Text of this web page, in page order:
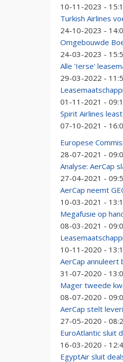
10-11-2023 -
Turkish Airlines
24-10-2023 -
Omgebouwde
24-03-2023 -
Alle 'Ierse'
29-03-2022 -
01-11-2021 -
Spirit Airlines
07-10-2021 -
Europese
28-07-2021 -
Analyse: AerCap
27-04-2021 -
AerCap neemt
10-03-2021 -
Megafusie op
08-03-2021 -
10-11-2020 -
AerCap annuleert
31-07-2020 -
Mager tweede
08-07-2020 -
AerCap stelt
27-05-2020 -
EuroAtlantic sluit
16-03-2020 -
EgyptAir sluit